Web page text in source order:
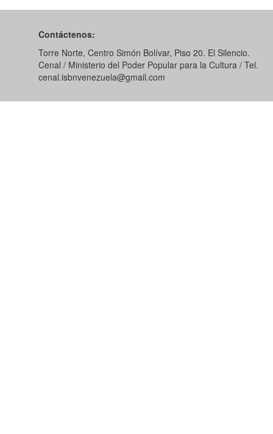
Contáctenos:
Torre Norte, Centro Simón Bolívar, Piso 20. El Silencio.
Cenal / Ministerio del Poder Popular para la Cultura / Tel.
cenal.isbnvenezuela@gmail.com